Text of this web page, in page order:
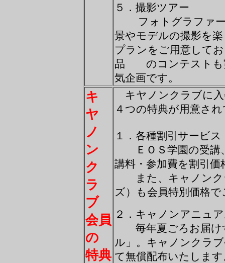
５．撮影ツアー
フォトグラファー
景やモデルの撮影を
プランをご用意して
品 のコンテストも
気企画です。
キ
ヤ
ノ
ン
ク
ラ
ブ
会員
の
特典
キヤノンクラブに入
４つの特典が用意さ
１．各種割引サービス
ＥＯＳ学園の受講
講料・参加費を割引
また、キャノンク
ズ）も会員特別価
２．キャノンアニュ
毎年夏ごろお届け
ル」。キャノンクラ
て無償配布いたしま